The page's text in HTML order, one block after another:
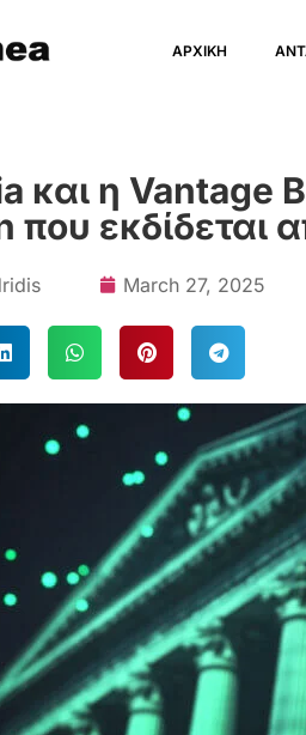
ΑΡΧΙΚΗ
και η Vantage
που εκδίδεται
March 27, 2025